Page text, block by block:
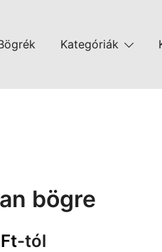
Kategóriák
bögre
Ft-tól